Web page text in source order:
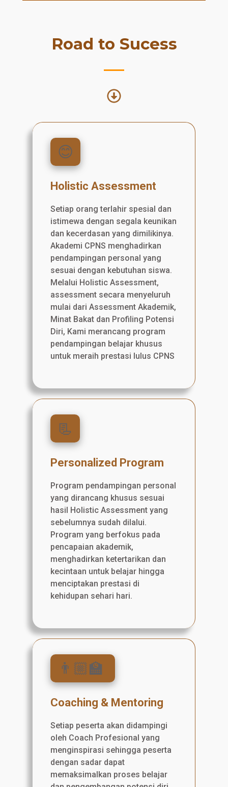
Road to Sucess
😊
Holistic Assessment
Setiap orang terlahir spesial dan
istimewa dengan segala keunikan
dan kecerdasan yang dimilikinya.
Akademi CPNS menghadirkan
pendampingan personal yang
sesuai dengan kebutuhan siswa.
Melalui Holistic Assessment,
assessment secara menyeluruh
mulai dari Assessment Akademik,
Minat Bakat dan Profiling Potensi
Diri, Kami merancang program
pendampingan belajar khusus
untuk meraih prestasi lulus CPNS
📃
Personalized Program
Program pendampingan personal
yang dirancang khusus sesuai
hasil Holistic Assessment yang
sebelumnya sudah dilalui.
Program yang berfokus pada
pencapaian akademik,
menghadirkan ketertarikan dan
kecintaan untuk belajar hingga
menciptakan prestasi di
kehidupan sehari hari.
👨🏼‍🏫
Coaching & Mentoring
Setiap peserta akan didampingi
oleh Coach Profesional yang
menginspirasi sehingga peserta
dengan sadar dapat
memaksimalkan proses belajar